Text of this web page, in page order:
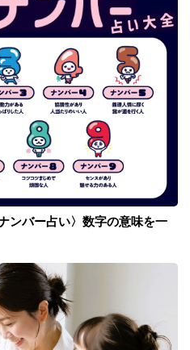
ンバー占い〉数字の意味を一